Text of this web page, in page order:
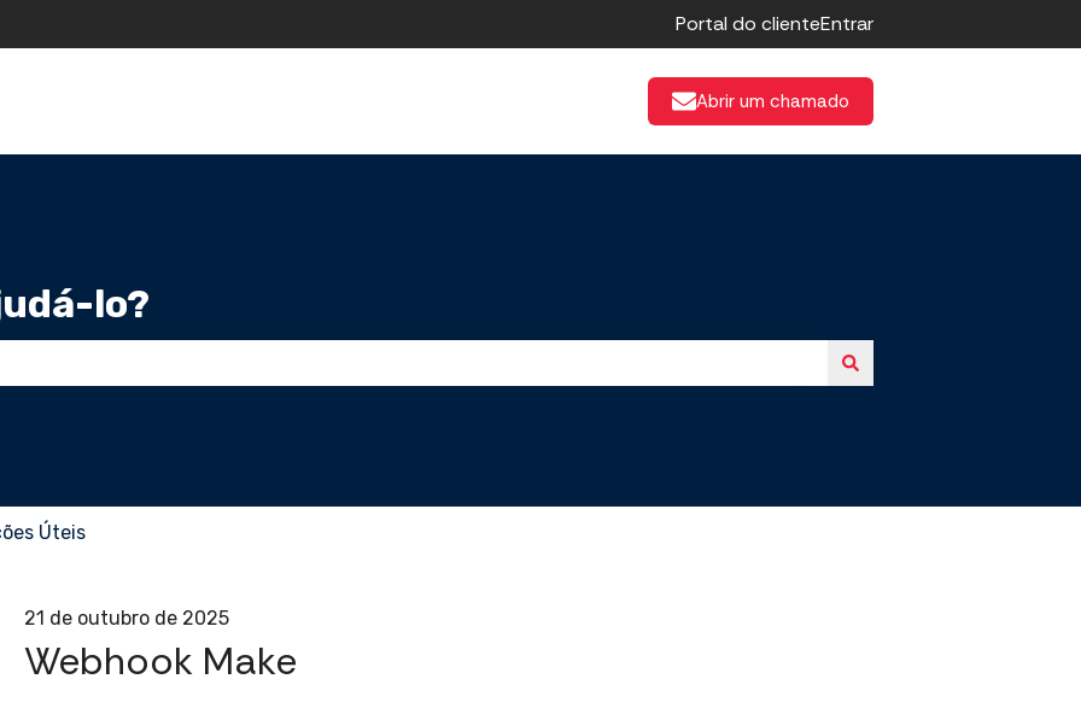
traduções Portal do clienteEntrar
Abrir um chamado
lo?
Úteis
21 de outubro de 2025
Webhook Make